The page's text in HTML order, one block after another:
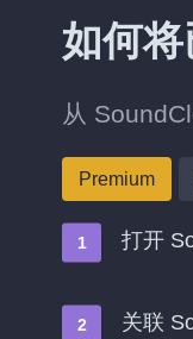
如何
从
Premium
打开
关联